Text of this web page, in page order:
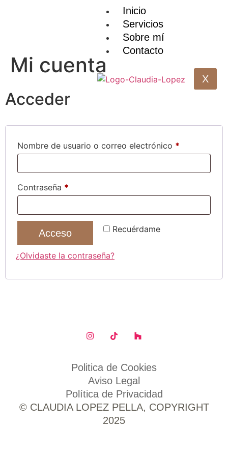
Inicio
Servicios
Sobre mí
Contacto
X
Mi cuenta
Acceder
Nombre de usuario o correo electrónico *
Contraseña *
Recuérdame
Acceso
¿Olvidaste la contraseña?
© CLAUDIA LOPEZ PELLA, COPYRIGHT
2025
Politica de Cookies
Aviso Legal
Política de Privacidad